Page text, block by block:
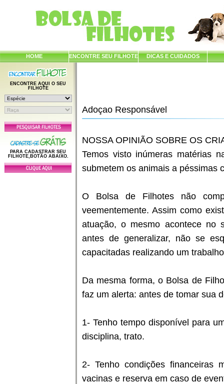
HOME ENCONTRE SEU FILHOTE DICAS E CUIDADOS
ENCONTRE AQUI O SEU
FILHOTE
PARA CADASTRAR SEU
FILHOTE,BOTÃO ABAIXO.
Adoçao Responsável
NOSSA OPINIÃO SOBRE OS
Temos visto inúmeras matérias
submetem os animais a péssimas
O Bolsa de Filhotes não
veementemente. Assim como
atuação, o mesmo acontece no
antes de generalizar, não se
capacitadas realizando um
Da mesma forma, o Bolsa de
faz um alerta: antes de tomar sua
1- Tenho tempo disponível para
disciplina, trato.
2- Tenho condições financeiras
vacinas e reserva em caso de